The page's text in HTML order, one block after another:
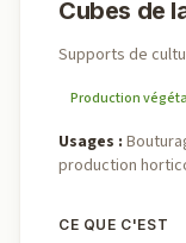
Cubes de
Supports de
Production
Usages :
production
CE QUE C'EST